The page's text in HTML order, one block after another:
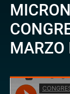
MARZO